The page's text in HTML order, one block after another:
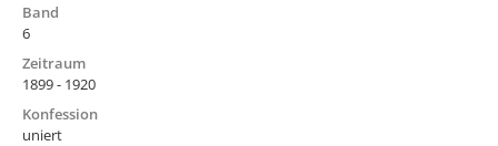
Band
6
Zeitraum
1899 - 1920
Konfession
uniert